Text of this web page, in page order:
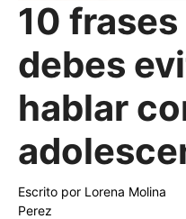
10
debes
hablar
Escrito por Lorena Molina
Perez